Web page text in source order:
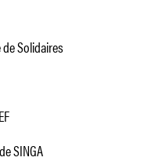
Solidaires
SINGA